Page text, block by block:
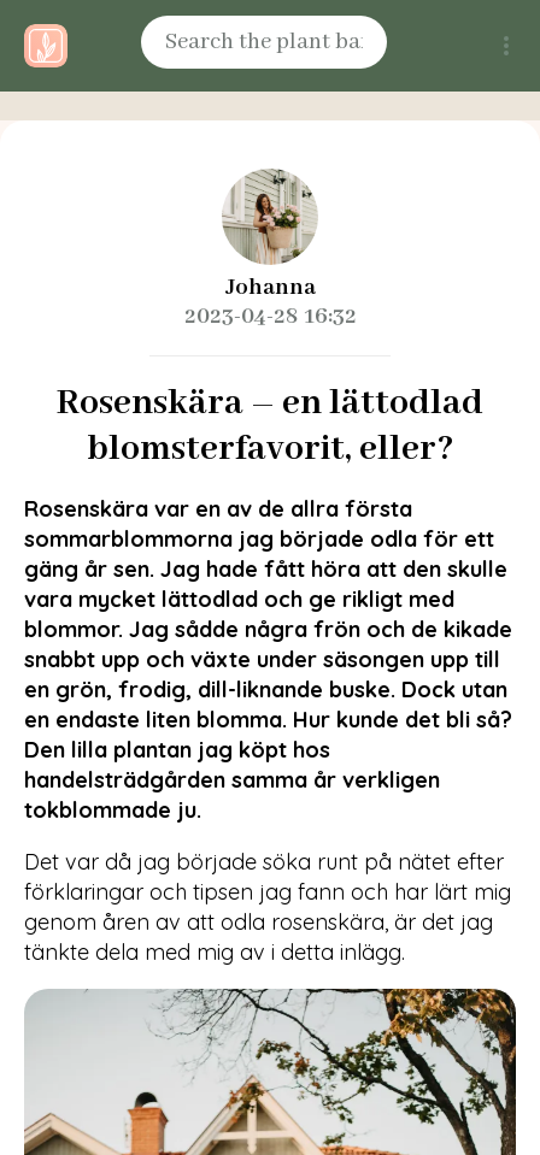
Johanna
2023-04-28 16:32
Rosenskära – en lättodlad
blomsterfavorit, eller?
Rosenskära var en av de allra första
sommarblommorna jag började odla för ett
gäng år sen. Jag hade fått höra att den skulle
vara mycket lättodlad och ge rikligt med
blommor. Jag sådde några frön och de kikade
snabbt upp och växte under säsongen upp till
en grön, frodig, dill-liknande buske. Dock utan
en endaste liten blomma. Hur kunde det bli så?
Den lilla plantan jag köpt hos
handelsträdgården samma år verkligen
tokblommade ju.
Det var då jag började söka runt på nätet efter
förklaringar och tipsen jag fann och har lärt mig
genom åren av att odla rosenskära, är det jag
tänkte dela med mig av i detta inlägg.